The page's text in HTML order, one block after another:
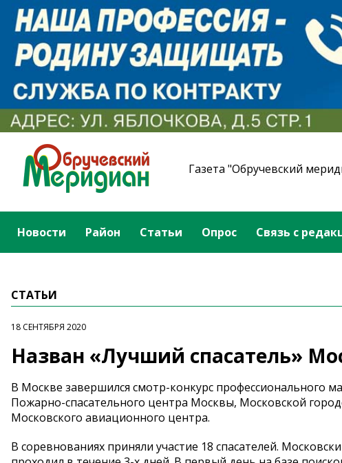
Газета "Обручевский
Новости Район Статьи Опрос Связь с
СТАТЬИ
18 СЕНТЯБРЯ 2020
Назван «Лучший спасатель»
В Москве завершился смотр-конкурс профессионального
Пожарно-спасательного центра Москвы, Московской
Московского авиационного центра.
В соревнованиях приняли участие 18 спасателей.